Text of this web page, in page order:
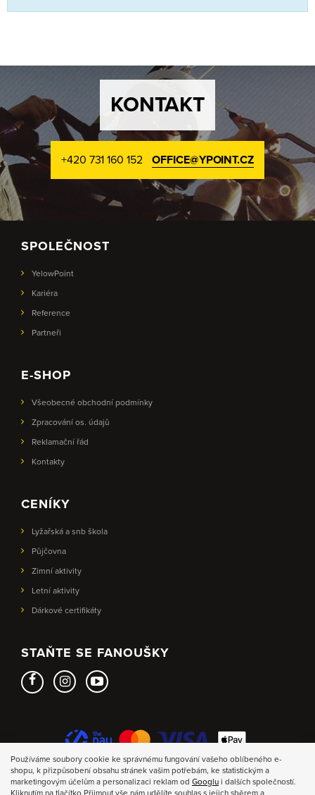
KONTAKT
+420 731 160 152 OFFICE@YPOINT.CZ
SPOLEČNOST
YelowPoint
Kariéra
Reference
Partneři
E-SHOP
Všeobecné obchodní podmínky
Zpracování os. údajů
Reklamační řád
Kontakty
CENÍKY
Lyžařská a snb škola
Půjčovna
Zimní aktivity
Letní aktivity
Dárkové certifikáty
STAŇTE SE FANOUŠKY
Používáme soubory cookie ke správnému fungování vašeho oblíbeného e-
shopu, k přizpůsobení obsahu stránek vašim potřebám, ke statistickým a
marketingovým účelům a personalizaci reklam od Googlu i dalších společností.
Kliknutím na tlačítko Přijmout vše nám udělíte souhlas s jejich sběrem a